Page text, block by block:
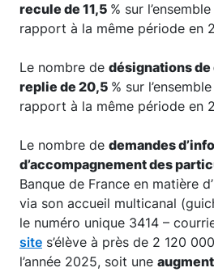
recule de 11,5 % sur
rapport à la même période en
Le nombre de désignations de
replie de 20,5 % sur
rapport à la même période en
Le nombre de demandes
d’accompagnement des
Banque de France en matière
via son accueil multicanal
le numéro unique 3414 –
site s’élève à près de 2 120
l’année 2025, soit une